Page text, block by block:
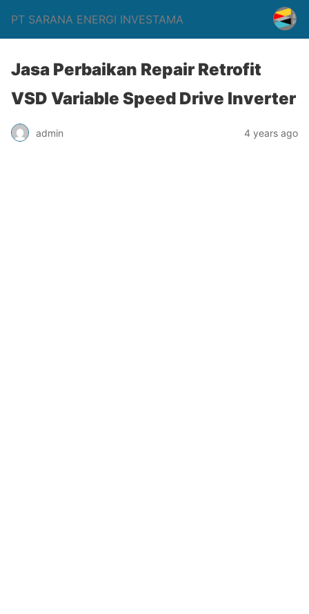
PT SARANA ENERGI INVESTAMA
Jasa Perbaikan Repair Retrofit
VSD Variable Speed Drive Inverter
admin 4 years ago